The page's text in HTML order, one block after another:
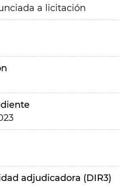
a licitación
adjudicadora (DIR3)